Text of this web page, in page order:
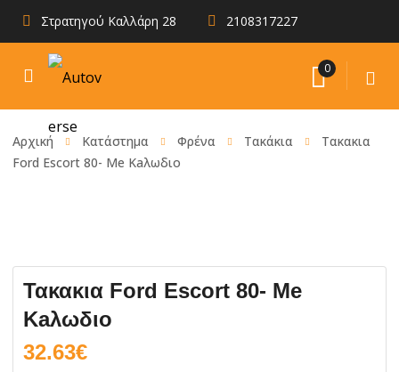
Στρατηγού Καλλάρη 28 2108317227
0
Αρχική Κατάστημα Φρένα Τακάκια
Τακακια
Ford Escort 80- Me Kaλωδιο
Τακακια Ford Escort 80- Me
Kaλωδιο
32.63€